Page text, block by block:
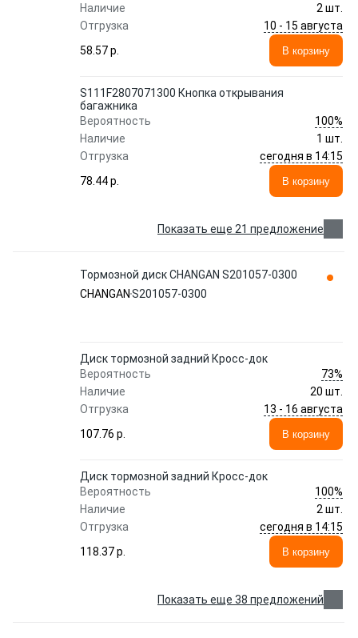
Наличие
2 шт.
Отгрузка
10 - 15 августа
58.57 p.
В корзину
S111F2807071300 Кнопка открывания
багажника
Вероятность
100%
Наличие
1 шт.
Отгрузка
сегодня в 14:15
78.44 p.
В корзину
Показать еще 21 предложение
Тормозной диск CHANGAN S201057-0300
CHANGAN S201057-0300
Диск тормозной задний Кросс-док
Вероятность
73%
Наличие
20 шт.
Отгрузка
13 - 16 августа
107.76 p.
В корзину
Диск тормозной задний Кросс-док
Вероятность
100%
Наличие
2 шт.
Отгрузка
сегодня в 14:15
118.37 p.
В корзину
Показать еще 38 предложений